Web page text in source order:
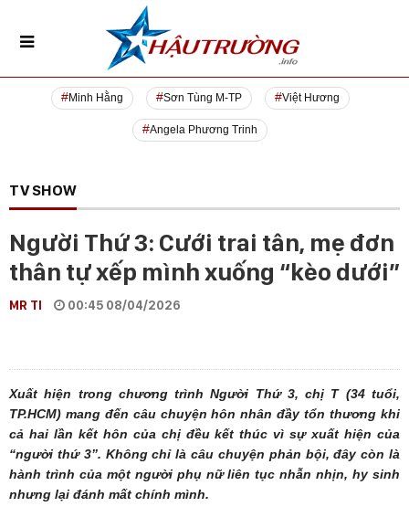
Minh Hằng Sơn Tùng M-TP Việt Hương
Angela Phương Trinh
TV SHOW
Người Thứ 3: Cưới trai tân, mẹ đơn
thân tự xếp mình xuống “kèo dưới”
MR TI 00:45 08/04/2026
Xuất hiện trong chương trình Người Thứ 3, chị T (34 tuổi,
TP.HCM) mang đến câu chuyện hôn nhân đầy tổn thương khi
cả hai lần kết hôn của chị đều kết thúc vì sự xuất hiện của
“người thứ 3”. Không chỉ là câu chuyện phản bội, đây còn là
hành trình của một người phụ nữ liên tục nhẫn nhịn, hy sinh
nhưng lại đánh mất chính mình.